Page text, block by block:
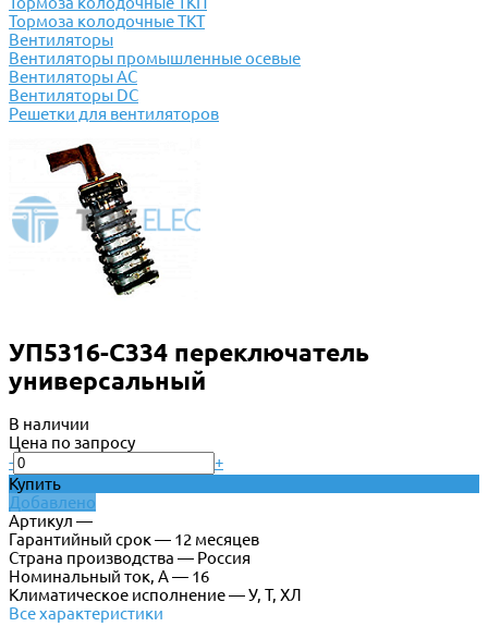
Тормоза колодочные ТКТ
Вентиляторы
Вентиляторы промышленные осевые
Вентиляторы АС
Вентиляторы DC
Решетки для вентиляторов
УП5316-С334 переключатель
универсальный
В наличии
Цена по запросу
-
+
Купить
Добавлено
Артикул —
Гарантийный срок — 12 месяцев
Страна производства — Россия
Номинальный ток, А — 16
Климатическое исполнение — У, Т, ХЛ
Все характеристики